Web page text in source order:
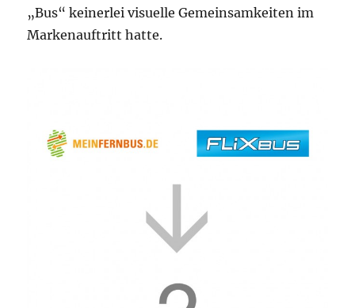
„Bus“ keinerlei visuelle Gemeinsamkeiten im
Markenauftritt hatte.